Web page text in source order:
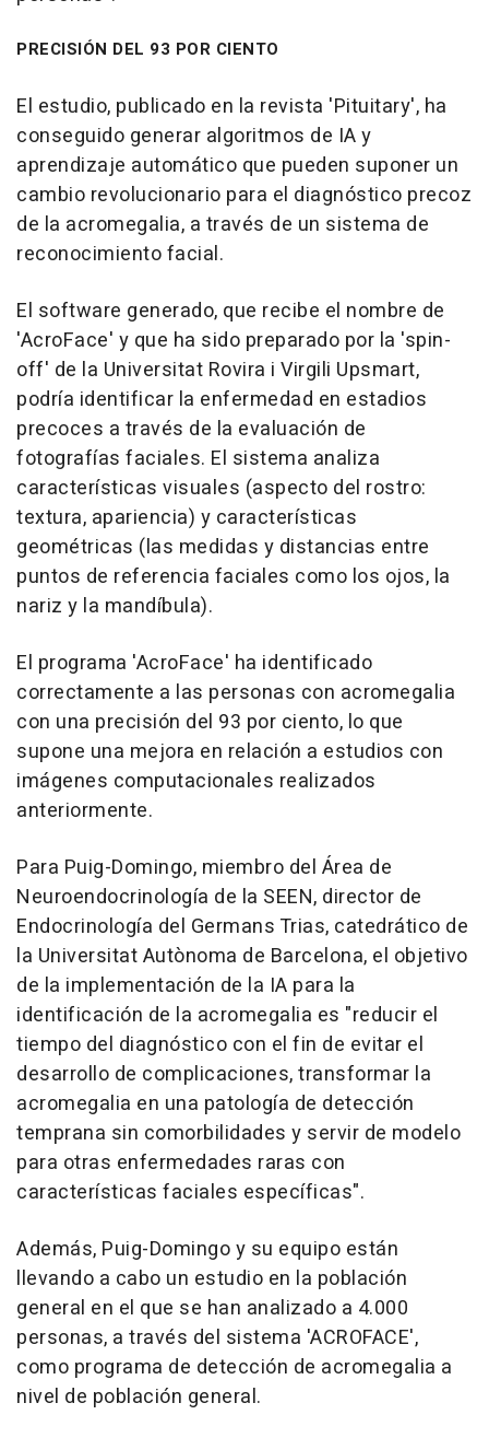
PRECISIÓN DEL 93 POR CIENTO
El estudio, publicado en la revista 'Pituitary', ha
conseguido generar algoritmos de IA y
aprendizaje automático que pueden suponer un
cambio revolucionario para el diagnóstico precoz
de la acromegalia, a través de un sistema de
reconocimiento facial.
El software generado, que recibe el nombre de
'AcroFace' y que ha sido preparado por la 'spin-
off' de la Universitat Rovira i Virgili Upsmart,
podría identificar la enfermedad en estadios
precoces a través de la evaluación de
fotografías faciales. El sistema analiza
características visuales (aspecto del rostro:
textura, apariencia) y características
geométricas (las medidas y distancias entre
puntos de referencia faciales como los ojos, la
nariz y la mandíbula).
El programa 'AcroFace' ha identificado
correctamente a las personas con acromegalia
con una precisión del 93 por ciento, lo que
supone una mejora en relación a estudios con
imágenes computacionales realizados
anteriormente.
Para Puig-Domingo, miembro del Área de
Neuroendocrinología de la SEEN, director de
Endocrinología del Germans Trias, catedrático de
la Universitat Autònoma de Barcelona, el objetivo
de la implementación de la IA para la
identificación de la acromegalia es "reducir el
tiempo del diagnóstico con el fin de evitar el
desarrollo de complicaciones, transformar la
acromegalia en una patología de detección
temprana sin comorbilidades y servir de modelo
para otras enfermedades raras con
características faciales específicas".
Además, Puig-Domingo y su equipo están
llevando a cabo un estudio en la población
general en el que se han analizado a 4.000
personas, a través del sistema 'ACROFACE',
como programa de detección de acromegalia a
nivel de población general.